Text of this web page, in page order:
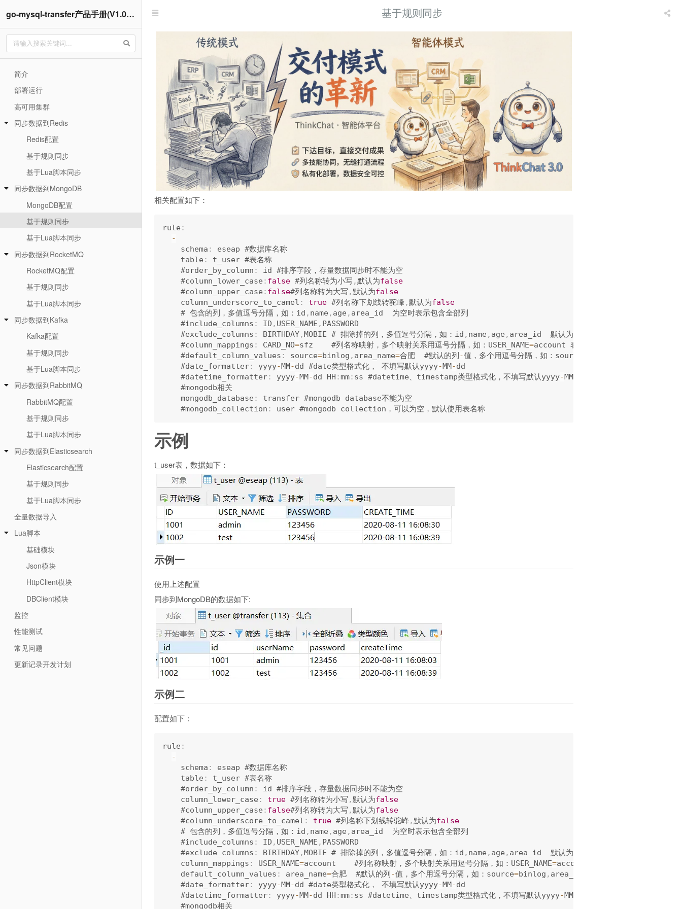
go-mysql-transfer产品手册(V1.0.X版本)
简介
部署运行
高可用集群
同步数据到Redis
Redis配置
基于规则同步
基于Lua脚本同步
同步数据到MongoDB
MongoDB配置
基于规则同步
基于Lua脚本同步
同步数据到RocketMQ
RocketMQ配置
基于规则同步
基于Lua脚本同步
同步数据到Kafka
Kafka配置
基于规则同步
基于Lua脚本同步
同步数据到RabbitMQ
RabbitMQ配置
基于规则同步
基于Lua脚本同步
同步数据到Elasticsearch
Elasticsearch配置
基于规则同步
基于Lua脚本同步
全量数据导入
Lua脚本
基础模块
Json模块
HttpClient模块
DBClient模块
监控
性能测试
常见问题
更新记录开发计划
基于规则同步
相关配置如下：
rule :
-
    schema
:
eseap #数据库名称
    table
:
t_user #表名称
    #order_by_column
:
id #排序字段，存量数据同步时不能为空
    #column_lower_case
: false #列名称转为小写 ,默认为false
    #column_upper_case
: false#列名称转为大写 ,默认为false
    column_underscore_to_camel
: true #列名称下划线转驼峰 ,默认为false
    # 包含的列，多值逗号分隔，如：id
, name , age , area_id  为空时表示包含全部列
    #include_columns
: ID , USER_NAME , PASSWORD
    #exclude_columns
: BIRTHDAY,MOBIE # 排除掉的列，多值逗号分隔，如：id , name , age , area_id  默认为空
    #column_mappings
: CARD_NO=sfz    #列名称映射，多个映射关系用逗号分隔，如：USER_NAME=account 表示将字段名USER_NAME映射
    #default_column_values
: source=binlog , area_name=合肥  #默认的列 -值，多个用逗号分隔，如：source
    #date_formatter
: yyyy-MM-dd #date类型格式化， 不填写默认yyyy-MM-dd
    #datetime_formatter
: yyyy-MM-dd HH :mm: ss #datetime、timestamp类型格式化，不填写默认yyyy-MM
    #mongodb相关
    mongodb_database
:
transfer #mongodb database不能为空
    #mongodb_collection
:
示例
t_user表，数据如下：
示例一
使用上述配置
同步到MongoDB的数据如下:
示例二
配置如下：
rule :
-
    schema
:
eseap #数据库名称
    table
:
t_user #表名称
    #order_by_column
:
id #排序字段，存量数据同步时不能为空
    column_lower_case
: true #列名称转为小写 ,默认为false
    #column_upper_case
: false#列名称转为大写 ,默认为false
    #column_underscore_to_camel
: true #列名称下划线转驼峰 ,默认为false
    # 包含的列，多值逗号分隔，如：id
, name , age , area_id  为空时表示包含全部列
    #include_columns
: ID , USER_NAME , PASSWORD
    #exclude_columns
: BIRTHDAY,MOBIE # 排除掉的列，多值逗号分隔，如：id , name , age , area_id  默认为空
    column_mappings
: USER_NAME=account    #列名称映射，多个映射关系用逗号分隔，如：USER_NAME=account 表示将字段名
    default_column_values
: area_name=合肥  #默认的列 -值，多个用逗号分隔，如：source=binlog , area_name
    #date_formatter
: yyyy-MM-dd #date类型格式化， 不填写默认yyyy-MM-dd
    #datetime_formatter
: yyyy-MM-dd HH :mm: ss #datetime、timestamp类型格式化，不填写默认yyyy-MM
    #mongodb相关